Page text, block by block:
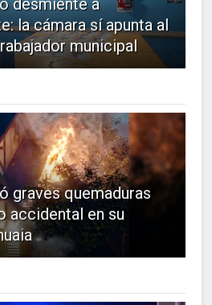
desmiente a
la cámara sí apunta al
municipal
graves quemaduras
accidental en su